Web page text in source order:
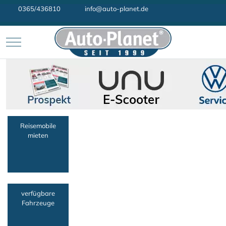
0365/436810 info@auto-planet.de
Mobile Menu Toggle
Reisemobile
mieten
verfügbare
Fahrzeuge